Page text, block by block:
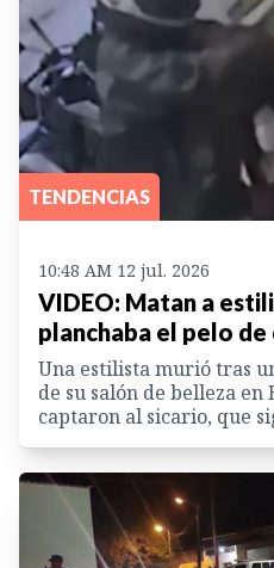
TENDENCIAS
10:48 AM 12 jul. 2026
VIDEO: Matan a
planchaba el pelo
Una estilista murió tras
de su salón de belleza en
captaron al sicario, que